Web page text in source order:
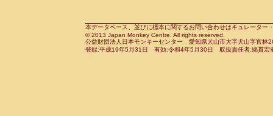
CercopithecidaePapio anubis(0)
CercopithecidaePapio cynocephalus
CercopithecidaePapio hamadryas(0)
CebidaeSaguinus leucopus(0)
CebidaeSaguinus midas(0)
Cebidae Saguinus mystax(0)
本データベース、並びに標本に関するお問い合わせはキュレータ
© 2013 Japan Monkey Centre. All rights reserved.
公益財団法人日本モンキーセンター 愛知県犬山市大字犬山字官
登録:平成19年5月31日 有効:令和4年5月30日 取扱責任者:綿貫宏